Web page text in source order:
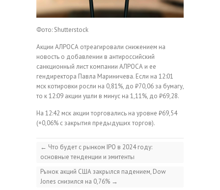
Фото: Shutterstock
Акции АЛРОСА отреагировали снижением на
новость о добавлении в антироссийский
санкционный лист компании АЛРОСА и ее
гендиректора Павла Мариничева. Если на 12:01
мск котировки росли на 0,81%, до ₽70,06 за бумагу,
то к 12:09 акции ушли в минус на 1,11%, до ₽69,28.
На 12:42 мск акции торговались на уровне ₽69,54
(+0,06% с закрытия предыдущих торгов).
← Что будет с рынком IPO в 2024 году:
основные тенденции и эмитенты
Рынок акций США закрылся падением, Dow
Jones снизился на 0,76% →